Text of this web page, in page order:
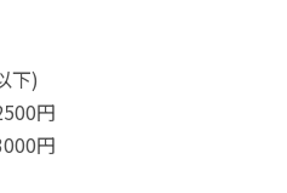
下)
円
円